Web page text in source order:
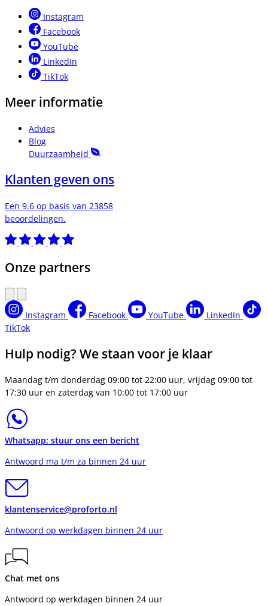
Instagram
Facebook
YouTube
LinkedIn
TikTok
Meer informatie
Advies
Blog
Duurzaamheid
Klanten geven ons
Een 9.6 op basis van 23858
beoordelingen.
Onze partners
Instagram Facebook YouTube
LinkedIn
TikTok
Hulp nodig? We staan voor je klaar
Maandag t/m donderdag 09:00 tot 22:00 uur, vrijdag 09:00 tot
17:30 uur en zaterdag van 10:00 tot 17:00 uur
Whatsapp: stuur ons een bericht
Antwoord ma t/m za binnen 24 uur
klantenservice@proforto.nl
Antwoord op werkdagen binnen 24 uur
Chat met ons
Antwoord op werkdagen binnen 24 uur